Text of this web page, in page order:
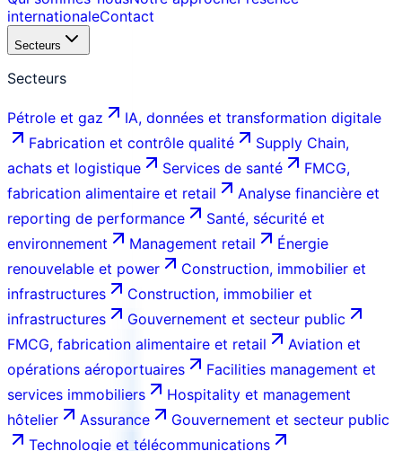
internationaleContact
Secteurs
Secteurs
Pétrole et gaz
IA, données et transformation digitale
Fabrication et contrôle qualité
Supply Chain,
achats et logistique
Services de santé
FMCG,
fabrication alimentaire et retail
Analyse financière et
reporting de performance
Santé, sécurité et
environnement
Management retail
Énergie
renouvelable et power
Construction, immobilier et
infrastructures
Construction, immobilier et
infrastructures
Gouvernement et secteur public
FMCG, fabrication alimentaire et retail
Aviation et
opérations aéroportuaires
Facilities management et
services immobiliers
Hospitality et management
hôtelier
Assurance
Gouvernement et secteur public
Technologie et télécommunications